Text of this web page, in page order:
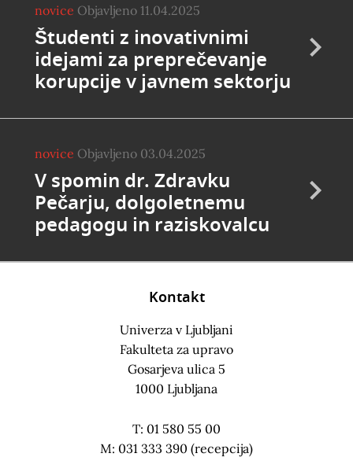
novice Objavljeno 11.04.2025
Študenti z inovativnimi
idejami za preprečevanje
korupcije v javnem sektorju
novice Objavljeno 03.04.2025
V spomin dr. Zdravku
Pečarju, dolgoletnemu
pedagogu in raziskovalcu
Kontakt
Univerza v Ljubljani
Fakulteta za upravo
Gosarjeva ulica 5
1000 Ljubljana
T: 01 580 55 00
M: 031 333 390 (recepcija)